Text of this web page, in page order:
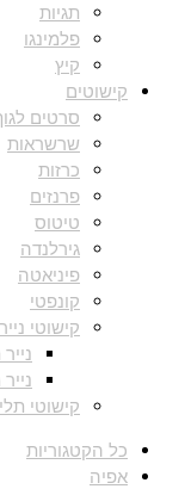
תגיות
פלמינגו
קיץ
קישוטים
סרטים
שרשראות
כרזות
פרנזים
טיטוס
גירלנדה
פיניאטה
קונפטי
קישוטי נייר
קישוטי
כל הקטגוריות
אפיה